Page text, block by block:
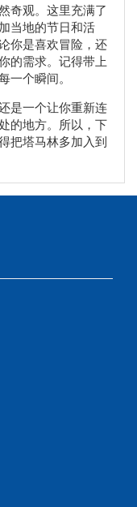
奇观。这里充满了
当地的节日和活
你是喜欢冒险，还
的需求。记得带上
一个瞬间。
是一个让你重新连
的地方。所以，下
把塔马林多加入到